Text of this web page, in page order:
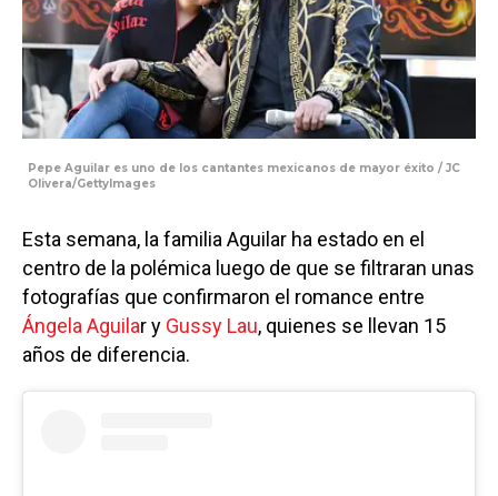
Pepe Aguilar es uno de los cantantes mexicanos de mayor éxito / JC
Olivera/GettyImages
Esta semana, la familia Aguilar ha estado en el
centro de la polémica luego de que se filtraran unas
fotografías que confirmaron el romance entre
Ángela Aguilar y Gussy Lau, quienes se llevan 15
años de diferencia.